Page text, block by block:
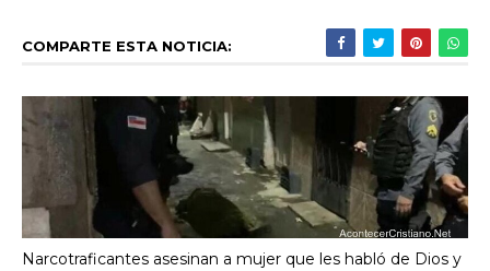
COMPARTE ESTA NOTICIA:
Narcotraficantes asesinan a mujer que les habló de Dios y